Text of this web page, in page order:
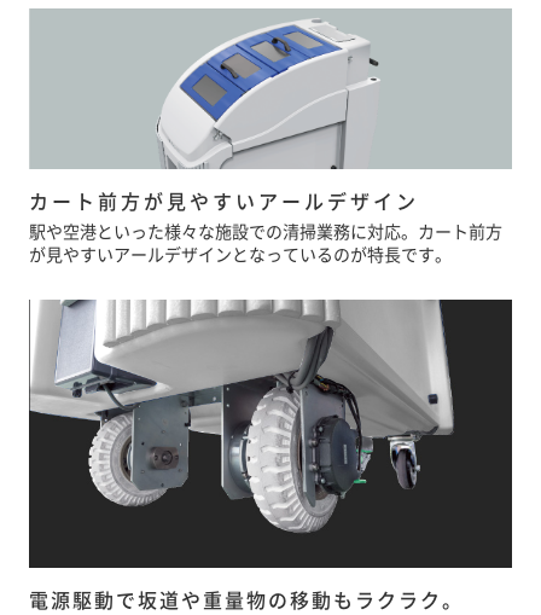
カート前方が見やすいアールデザイン
駅や空港といった様々な施設での清掃業務に対応。カート前方
が見やすいアールデザインとなっているのが特長です。
電源駆動で坂道や重量物の移動もラクラク。